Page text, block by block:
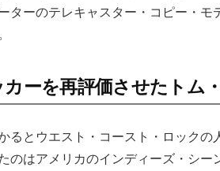
ターのテレキャスター・コピー・モ
ーを再評価させたトム
るとウエスト・コースト・ロックの
のはアメリカのインディーズ・シー